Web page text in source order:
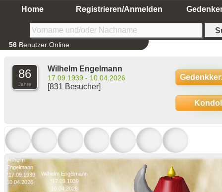
Home Registrieren/Anmelden
56 Benutzer Online
86
Jahre
Wilhelm Engelmann
17.09.1939 - 10.04.2026
[831 Besucher]
Wilhelm
Engelmann
*17.09.1939
10.04.2026
Wilhelm Engelmann
*17.09.1939
10.04.2026